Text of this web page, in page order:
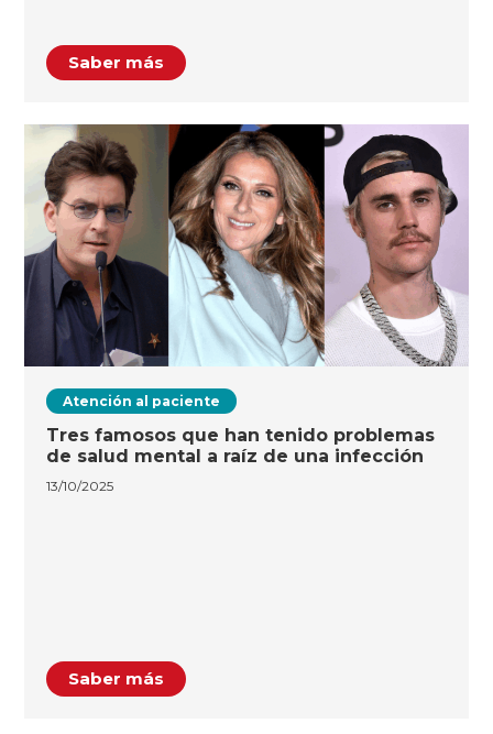
Saber más
Atención al paciente
Tres famosos que han tenido problemas
de salud mental a raíz de una infección
13/10/2025
Saber más